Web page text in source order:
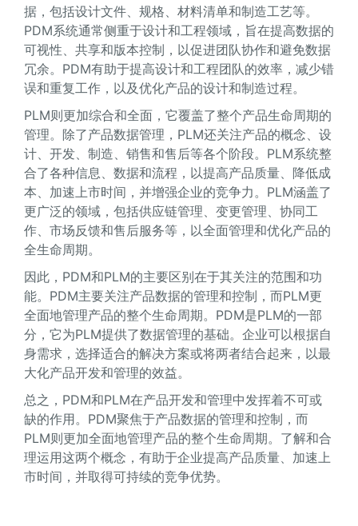
据，包括设计文件、规格、材料清单和制造工艺等。
PDM系统通常侧重于设计和工程领域，旨在提高数据的
可视性、共享和版本控制，以促进团队协作和避免数据
冗余。PDM有助于提高设计和工程团队的效率，减少错
误和重复工作，以及优化产品的设计和制造过程。
PLM则更加综合和全面，它覆盖了整个产品生命周期的
管理。除了产品数据管理，PLM还关注产品的概念、设
计、开发、制造、销售和售后等各个阶段。PLM系统整
合了各种信息、数据和流程，以提高产品质量、降低成
本、加速上市时间，并增强企业的竞争力。PLM涵盖了
更广泛的领域，包括供应链管理、变更管理、协同工
作、市场反馈和售后服务等，以全面管理和优化产品的
全生命周期。
因此，PDM和PLM的主要区别在于其关注的范围和功
能。PDM主要关注产品数据的管理和控制，而PLM更
全面地管理产品的整个生命周期。PDM是PLM的一部
分，它为PLM提供了数据管理的基础。企业可以根据自
身需求，选择适合的解决方案或将两者结合起来，以最
大化产品开发和管理的效益。
总之，PDM和PLM在产品开发和管理中发挥着不可或
缺的作用。PDM聚焦于产品数据的管理和控制，而
PLM则更加全面地管理产品的整个生命周期。了解和合
理运用这两个概念，有助于企业提高产品质量、加速上
市时间，并取得可持续的竞争优势。